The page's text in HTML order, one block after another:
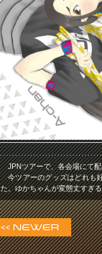
JPNツアーで、各会場にて
今ツアーのグッズはどれも
た。ゆかちゃんが変態丈すぎ
<< Newer